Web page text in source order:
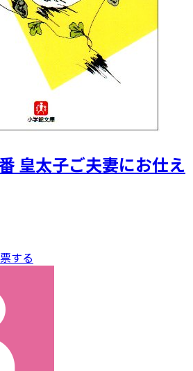
皇太子ご夫妻にお仕え
する